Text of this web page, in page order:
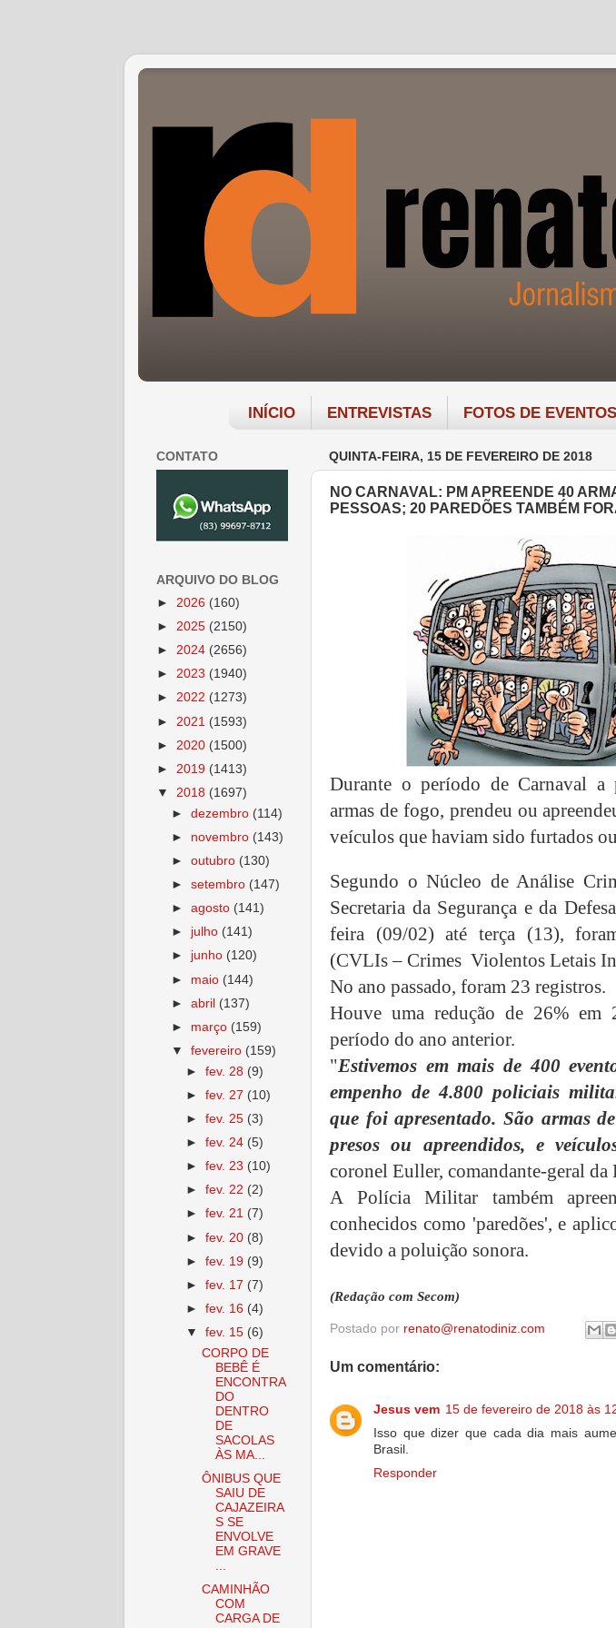
INÍCIO ENTREVISTAS FOTOS DE EVENTOS
QUINTA-FEIRA, 15 DE FEVEREIRO DE 2018
NO CARNAVAL: PM APREENDE 40
PESSOAS; 20 PAREDÕES TAMBÉM
Durante o período de Carnaval a
armas de fogo, prendeu ou
veículos que haviam sido furtados
Segundo o Núcleo de Análise
Secretaria da Segurança e da
feira (09/02) até terça (13),
(CVLIs – Crimes Violentos Letais
No ano passado, foram 23 registros.
Houve uma redução de 26% em
período do ano anterior.
"Estivemos em mais de 400
empenho de 4.800 policiais
que foi apresentado. São armas
presos ou apreendidos, e
coronel Euller, comandante-geral da
A Polícia Militar também
conhecidos como 'paredões', e
devido a poluição sonora.
(Redação com Secom)
Postado por renato@renatodiniz.com
Um comentário:
Jesus vem 15 de fevereiro de 2018 às
Isso que dizer que cada dia mais
Brasil.
Responder
CONTATO
ARQUIVO DO BLOG
► 2026 (160)
► 2025 (2150)
► 2024 (2656)
► 2023 (1940)
► 2022 (1273)
► 2021 (1593)
► 2020 (1500)
► 2019 (1413)
▼ 2018 (1697)
►dezembro (114)
► novembro (143)
►outubro (130)
►setembro (147)
►agosto (141)
► julho (141)
► junho (120)
► maio (144)
►abril (137)
► março (159)
▼fevereiro (159)
►fev. 28 (9)
►fev. 27 (10)
►fev. 25 (3)
►fev. 24 (5)
►fev. 23 (10)
►fev. 22 (2)
►fev. 21 (7)
►fev. 20 (8)
►fev. 19 (9)
►fev. 17 (7)
►fev. 16 (4)
▼fev. 15 (6)
CORPO DE
BEBÊ É
ENCONTRA
DO
DENTRO
DE
SACOLAS
ÀS MA...
ÔNIBUS QUE
SAIU DE
CAJAZEIRA
S SE
ENVOLVE
EM GRAVE
CAMINHÃO
COM
CARGA DE